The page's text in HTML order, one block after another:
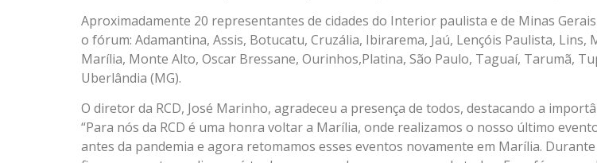
Aproximadamente 20 representantes de cidades do Interior paulista e de Minas
o fórum: Adamantina, Assis, Botucatu, Cruzália, Ibirarema, Jaú, Lençóis Paulista, Lins,
Marília, Monte Alto, Oscar Bressane, Ourinhos,Platina, São Paulo, Taguaí, Tarumã,
Uberlândia (MG).
O diretor da RCD, José Marinho, agradeceu a presença de todos, destacando a
“Para nós da RCD é uma honra voltar a Marília, onde realizamos o nosso último
antes da pandemia e agora retomamos esses eventos novamente em Marília.